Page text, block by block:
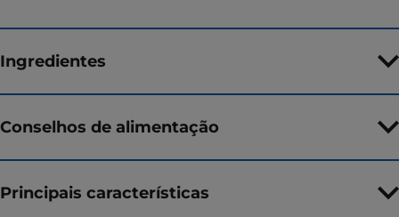
Ingredientes
Conselhos de alimentação
Principais características